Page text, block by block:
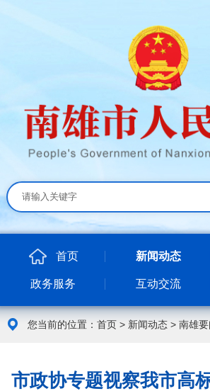
首页 新闻动态
政务服务 互动交流
您当前的位置： 首页> 新闻动态> 南雄要
市政协专题视察我市高